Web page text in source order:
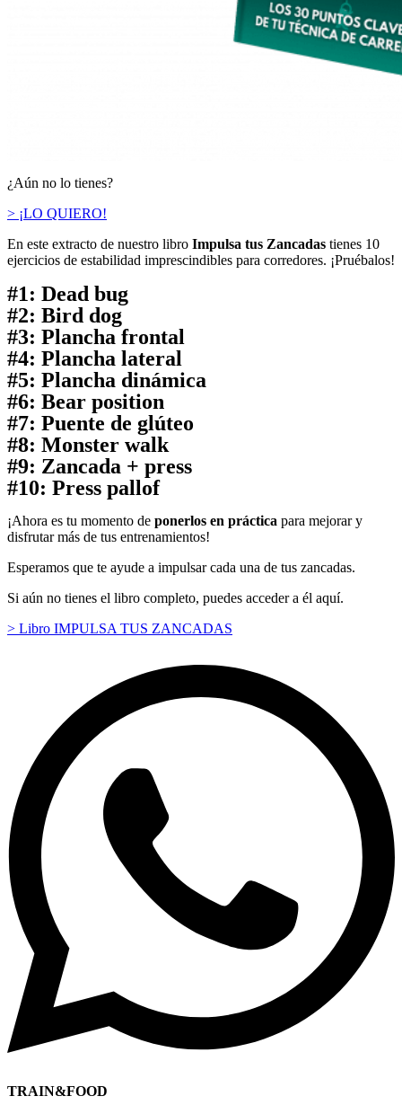
¿Aún no lo tienes?
> ¡LO QUIERO!
En este extracto de nuestro libro Impulsa tus Zancadas tienes 10
ejercicios de estabilidad imprescindibles para corredores. ¡Pruébalos!
#1: Dead bug
#2: Bird dog
#3: Plancha frontal
#4: Plancha lateral
#5: Plancha dinámica
Reproducir vídeo
#6: Bear position
#7: Puente de glúteo
Reproducir vídeo
#8: Monster walk
#9: Zancada + press
#10: Press pallof
¡Ahora es tu momento de ponerlos en práctica para mejorar y
disfrutar más de tus entrenamientos!
Esperamos que te ayude a impulsar cada una de tus zancadas.
Si aún no tienes el libro completo, puedes acceder a él aquí.
> Libro IMPULSA TUS ZANCADAS
TRAIN&FOOD